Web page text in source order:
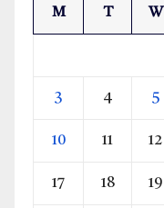
M T W
3 4 5
10 11 12
17 18 19